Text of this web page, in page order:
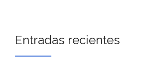
Entradas recientes